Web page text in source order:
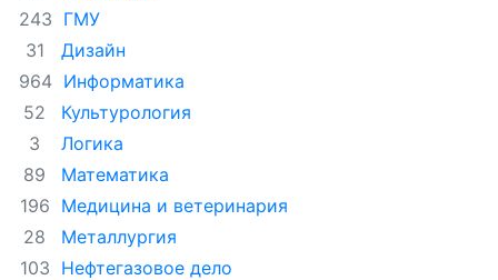
243 ГМУ
31
Дизайн
964 Информатика
52
Культурология
3
Логика
89
Математика
196 Медицина и ветеринария
28
Металлургия
103 Нефтегазовое дело